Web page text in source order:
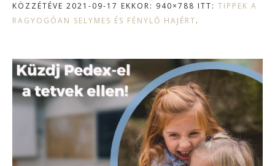
KÖZZÉTÉVE 2021-09-17 EKKOR: 940×788 ITT: TIPPEK A
RAGYOGÓAN SELYMES ÉS FÉNYLŐ HAJÉRT.